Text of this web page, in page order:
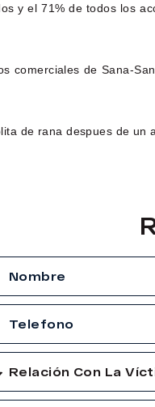
y el 71% de todos los
comerciales de Sana-